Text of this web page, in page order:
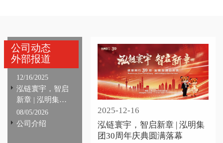
公司动态
外部报道
12/16/2025
泓链寰宇，智启
新章 | 泓明集团
30周年庆典圆满
落幕
08/05/2026
公司介绍
2025-12-16
泓链寰宇，智启新章 | 泓明集
团30周年庆典圆满落幕